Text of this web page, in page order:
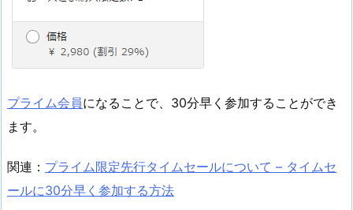
プライム会員になることで、30分早く参加することができ
ます。
関連： プライム限定先行タイムセールについて – タイムセ
ールに30分早く参加する方法